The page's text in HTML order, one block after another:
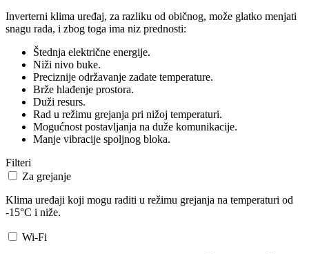
Inverterni klima uređaj, za razliku od običnog, može glatko menjati
snagu rada, i zbog toga ima niz prednosti:
Štednja električne energije.
Niži nivo buke.
Preciznije održavanje zadate temperature.
Brže hlađenje prostora.
Duži resurs.
Rad u režimu grejanja pri nižoj temperaturi.
Mogućnost postavljanja na duže komunikacije.
Manje vibracije spoljnog bloka.
Filteri
Za grejanje
Klima uređaji koji mogu raditi u režimu grejanja na temperaturi od
-15°C i niže.
Wi-Fi